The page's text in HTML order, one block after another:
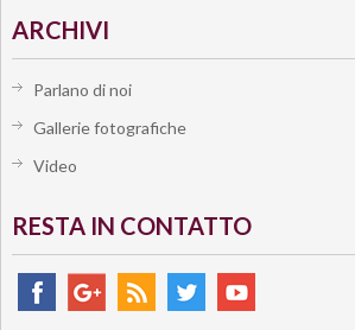
ARCHIVI
Parlano di noi
Gallerie fotografiche
Video
RESTA IN CONTATTO